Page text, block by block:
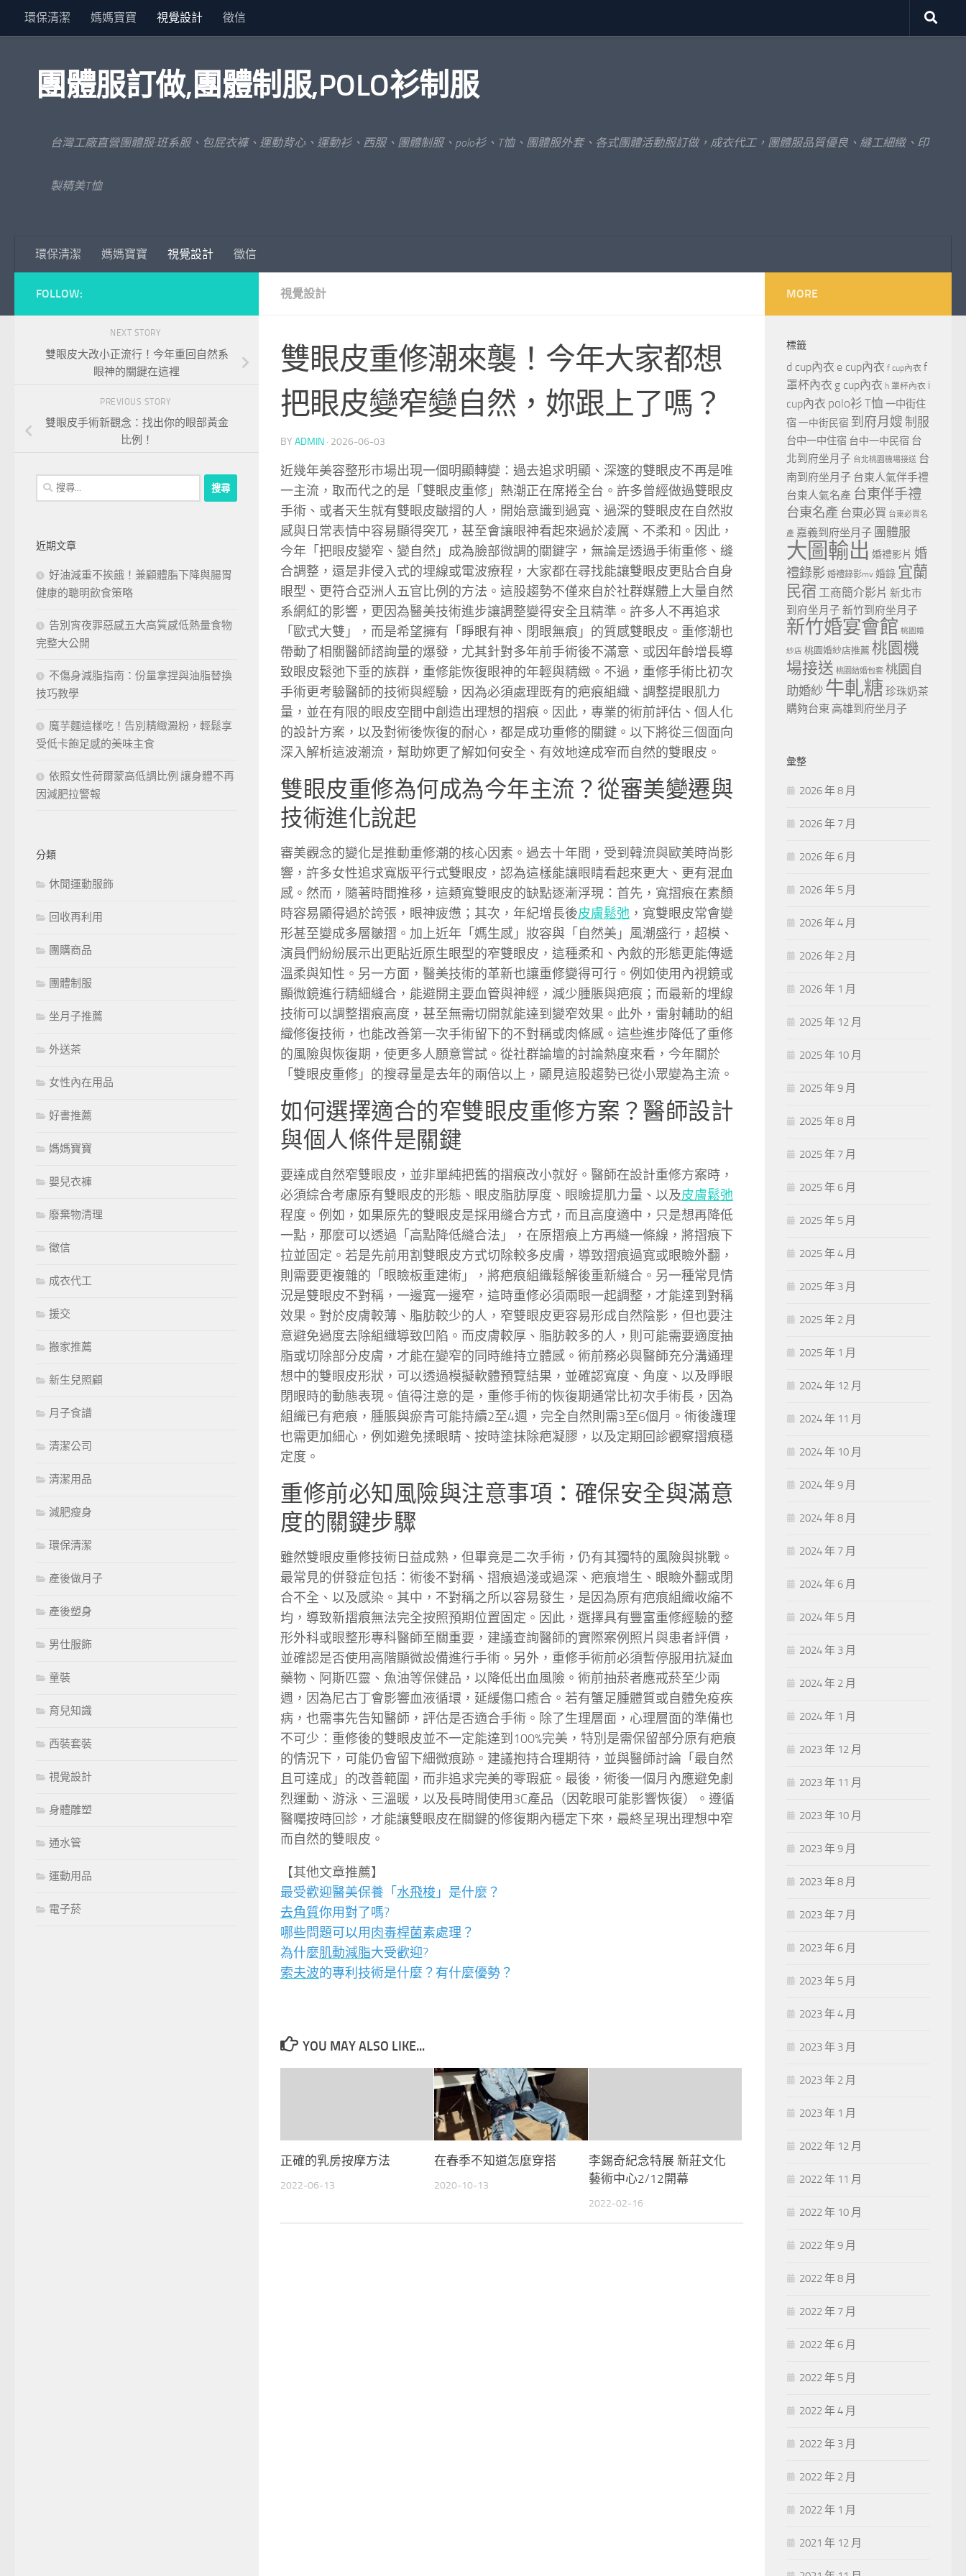
Skip to content
環保清潔 媽媽寶寶 視覺設計 徵信
團體服訂做,團體制服,POLO衫制服
台灣工廠直營團體服:班系服、包屁衣褲、運動背心、運動衫、西服、團體制服、polo衫、T恤、團體服外套、各式團體活動服訂做，成衣代工，團體服品質優良、縫工細緻、印
製精美T恤
環保清潔 媽媽寶寶 視覺設計 徵信
視覺設計
雙眼皮重修潮來襲！今年大家都想
把眼皮變窄變自然，妳跟上了嗎？
BY ADMIN · 2026-06-03
近幾年美容整形市場出現一個明顯轉變：過去追求明顯、深邃的雙眼皮不再是唯
一主流，取而代之的是「雙眼皮重修」熱潮正在席捲全台。許多曾經做過雙眼皮
手術、或者天生就有雙眼皮皺摺的人，開始意識到過寬、過深的雙眼皮在自然妝
感與日常表情中容易顯得突兀，甚至會讓眼神看起來過於凌厲、不柔和。因此，
今年「把眼皮變窄、變自然」成為臉部微調的關鍵字，無論是透過手術重修、縫
合調整，還是非侵入式的埋線或電波療程，大家都在尋找能讓雙眼皮更貼合自身
眼型、更符合亞洲人五官比例的方法。這股趨勢不僅來自於社群媒體上大量自然
系網紅的影響，更因為醫美技術進步讓調整變得安全且精準。許多人不再追求
「歐式大雙」，而是希望擁有「睜眼有神、閉眼無痕」的質感雙眼皮。重修潮也
帶動了相關醫師諮詢量的爆發，尤其針對多年前手術後不滿意、或因年齡增長導
致眼皮鬆弛下垂的族群，重修能恢復眼神的年輕與精緻。不過，重修手術比初次
手術更考驗醫師的技術與經驗，因為必須處理既有的疤痕組織、調整提眼肌力
量，並在有限的眼皮空間中創造出理想的摺痕。因此，專業的術前評估、個人化
的設計方案，以及對術後恢復的耐心，都是成功重修的關鍵。以下將從三個面向
深入解析這波潮流，幫助妳更了解如何安全、有效地達成窄而自然的雙眼皮。
雙眼皮重修為何成為今年主流？從審美變遷與
技術進化說起
審美觀念的變化是推動重修潮的核心因素。過去十年間，受到韓流與歐美時尚影
響，許多女性追求寬版平行式雙眼皮，認為這樣能讓眼睛看起來更大、更有混血
感。然而，隨著時間推移，這類寬雙眼皮的缺點逐漸浮現：首先，寬摺痕在素顏
時容易顯得過於誇張，眼神疲憊；其次，年紀增長後皮膚鬆弛 ，寬雙眼皮常會變
形甚至變成多層皺摺。加上近年「媽生感」妝容與「自然美」風潮盛行，超模、
演員們紛紛展示出更貼近原生眼型的窄雙眼皮，這種柔和、內斂的形態更能傳遞
溫柔與知性。另一方面，醫美技術的革新也讓重修變得可行。例如使用內視鏡或
顯微鏡進行精細縫合，能避開主要血管與神經，減少腫脹與疤痕；而最新的埋線
技術可以調整摺痕高度，甚至無需切開就能達到變窄效果。此外，雷射輔助的組
織修復技術，也能改善第一次手術留下的不對稱或肉條感。這些進步降低了重修
的風險與恢復期，使更多人願意嘗試。從社群論壇的討論熱度來看，今年關於
「雙眼皮重修」的搜尋量是去年的兩倍以上，顯見這股趨勢已從小眾變為主流。
如何選擇適合的窄雙眼皮重修方案？醫師設計
與個人條件是關鍵
要達成自然窄雙眼皮，並非單純把舊的摺痕改小就好。醫師在設計重修方案時，
必須綜合考慮原有雙眼皮的形態、眼皮脂肪厚度、眼瞼提肌力量、以及皮膚鬆弛
程度。例如，如果原先的雙眼皮是採用縫合方式，而且高度適中，只是想再降低
一點，那麼可以透過「高點降低縫合法」，在原摺痕上方再縫一條線，將摺痕下
拉並固定。若是先前用割雙眼皮方式切除較多皮膚，導致摺痕過寬或眼瞼外翻，
則需要更複雜的「眼瞼板重建術」，將疤痕組織鬆解後重新縫合。另一種常見情
況是雙眼皮不對稱，一邊寬一邊窄，這時重修必須兩眼一起調整，才能達到對稱
效果。對於皮膚較薄、脂肪較少的人，窄雙眼皮更容易形成自然陰影，但也要注
意避免過度去除組織導致凹陷。而皮膚較厚、脂肪較多的人，則可能需要適度抽
脂或切除部分皮膚，才能在變窄的同時維持立體感。術前務必與醫師充分溝通理
想中的雙眼皮形狀，可以透過模擬軟體預覽結果，並確認寬度、角度、以及睜眼
閉眼時的動態表現。值得注意的是，重修手術的恢復期通常比初次手術長，因為
組織已有疤痕，腫脹與瘀青可能持續2至4週，完全自然則需3至6個月。術後護理
也需更加細心，例如避免揉眼睛、按時塗抹除疤凝膠，以及定期回診觀察摺痕穩
定度。
重修前必知風險與注意事項：確保安全與滿意
度的關鍵步驟
雖然雙眼皮重修技術日益成熟，但畢竟是二次手術，仍有其獨特的風險與挑戰。
最常見的併發症包括：術後不對稱、摺痕過淺或過深、疤痕增生、眼瞼外翻或閉
合不全、以及感染。其中，不對稱之所以容易發生，是因為原有疤痕組織收縮不
均，導致新摺痕無法完全按照預期位置固定。因此，選擇具有豐富重修經驗的整
形外科或眼整形專科醫師至關重要，建議查詢醫師的實際案例照片與患者評價，
並確認是否使用高階顯微設備進行手術。另外，重修手術前必須暫停服用抗凝血
藥物、阿斯匹靈、魚油等保健品，以降低出血風險。術前抽菸者應戒菸至少兩
週，因為尼古丁會影響血液循環，延緩傷口癒合。若有蟹足腫體質或自體免疫疾
病，也需事先告知醫師，評估是否適合手術。除了生理層面，心理層面的準備也
不可少：重修後的雙眼皮並不一定能達到100%完美，特別是需保留部分原有疤痕
的情況下，可能仍會留下細微痕跡。建議抱持合理期待，並與醫師討論「最自然
且可達成」的改善範圍，而非追求完美的零瑕疵。最後，術後一個月內應避免劇
烈運動、游泳、三溫暖，以及長時間使用3C產品（因乾眼可能影響恢復）。遵循
醫囑按時回診，才能讓雙眼皮在關鍵的修復期內穩定下來，最終呈現出理想中窄
而自然的雙眼皮。
【其他文章推薦】
最受歡迎醫美保養「 水飛梭 」是什麼？
去角質你用對了嗎?
哪些問題可以用肉毒桿菌素處理？
為什麼肌動減脂大受歡迎?
索夫波的專利技術是什麼？有什麼優勢？
YOU MAY ALSO LIKE...
正確的乳房按摩方法
2022-06-13
在春季不知道怎麼穿搭
2020-10-13
李錫奇紀念特展 新莊文化
藝術中心2/12開幕
2022-02-16
FOLLOW:
NEXT STORY
雙眼皮大改小正流行！今年重回自然系
眼神的關鍵在這裡
PREVIOUS STORY
雙眼皮手術新觀念：找出你的眼部黃金
比例！
搜
尋
字:
近期文章
好油減重不挨餓！兼顧體脂下降與腸胃
健康的聰明飲食策略
告別宵夜罪惡感五大高質感低熱量食物
完整大公開
不傷身減脂指南：份量拿捏與油脂替換
技巧教學
魔芋麵這樣吃！告別精緻澱粉，輕鬆享
受低卡飽足感的美味主食
依照女性荷爾蒙高低調比例 讓身體不再
因減肥拉警報
分類
休閒運動服飾
回收再利用
團購商品
團體制服
坐月子推薦
外送茶
女性內在用品
好書推薦
媽媽寶寶
嬰兒衣褲
廢棄物清理
徵信
成衣代工
援交
搬家推薦
新生兒照顧
月子食譜
清潔公司
清潔用品
減肥瘦身
環保清潔
產後做月子
產後塑身
男仕服飾
童裝
育兒知識
西裝套裝
視覺設計
身體雕塑
通水管
運動用品
電子菸
MORE
標籤
d cup內衣 e cup內衣 f cup內衣 f
罩杯內衣 g cup內衣 h 罩杯內衣 i
cup內衣 polo衫 T恤 一中街住
宿一中街民宿 到府月嫂 制服
台中一中住宿 台中一中民宿 台
北到府坐月子 台北桃園機場接送 台
南到府坐月子 台東人氣伴手禮
台東人氣名產 台東伴手禮
台東名產 台東必買 台東必買名
產 嘉義到府坐月子 團體服
大圖輸出 婚禮影片 婚
禮錄影 婚禮錄影mv 婚錄 宜蘭
民宿 工商簡介影片 新北市
到府坐月子 新竹到府坐月子
新竹婚宴會館 桃園婚
紗店 桃園婚紗店推薦 桃園機
場接送 桃園結婚包套 桃園自
助婚紗 牛軋糖 珍珠奶茶
購夠台東 高雄到府坐月子
彙整
2026 年 8 月
2026 年 7 月
2026 年 6 月
2026 年 5 月
2026 年 4 月
2026 年 2 月
2026 年 1 月
2025 年 12 月
2025 年 10 月
2025 年 9 月
2025 年 8 月
2025 年 7 月
2025 年 6 月
2025 年 5 月
2025 年 4 月
2025 年 3 月
2025 年 2 月
2025 年 1 月
2024 年 12 月
2024 年 11 月
2024 年 10 月
2024 年 9 月
2024 年 8 月
2024 年 7 月
2024 年 6 月
2024 年 5 月
2024 年 3 月
2024 年 2 月
2024 年 1 月
2023 年 12 月
2023 年 11 月
2023 年 10 月
2023 年 9 月
2023 年 8 月
2023 年 7 月
2023 年 6 月
2023 年 5 月
2023 年 4 月
2023 年 3 月
2023 年 2 月
2023 年 1 月
2022 年 12 月
2022 年 11 月
2022 年 10 月
2022 年 9 月
2022 年 8 月
2022 年 7 月
2022 年 6 月
2022 年 5 月
2022 年 4 月
2022 年 3 月
2022 年 2 月
2022 年 1 月
2021 年 12 月